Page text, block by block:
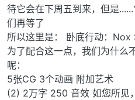
待它会在下周五到来，但是
们再等了
所以这里是： 卧底行动：
为了配合这一点，我们为什么
呢：
5张CG 3个动画 附加艺术
(2) 2万字 250 音效 如您所见